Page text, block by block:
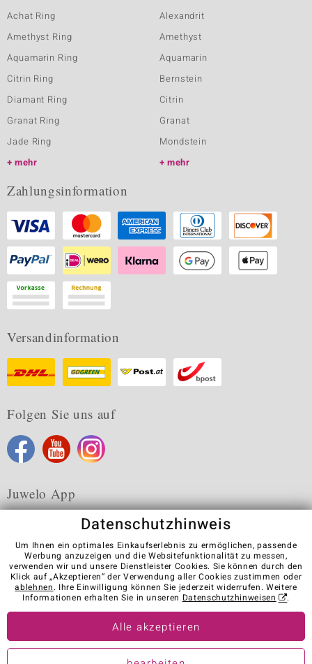
Achat Ring
Amethyst Ring
Aquamarin Ring
Citrin Ring
Diamant Ring
Granat Ring
Jade Ring
mehr
Alexandrit
Amethyst
Aquamarin
Bernstein
Citrin
Granat
Mondstein
mehr
Zahlungsinformation
Versandinformation
Folgen Sie uns auf
Juwelo App
Karriere AGB Datenschutz Cookies
Impressum
Kontakt
Vertrag widerrufen
Visit our stores in other countries:
© Juwelo Deutschland GmbH (ein Tochterunternehmen der elumeo
Datenschutzhinweis
Um Ihnen ein optimales Einkaufserlebnis zu ermöglichen, passende
Werbung anzuzeigen und die Websitefunktionalität zu messen,
verwenden wir und unsere Dienstleister Cookies. Sie können durch den
Klick auf „Akzeptieren“ der Verwendung aller Cookies zustimmen oder
ablehnen. Ihre Einwilligung können Sie jederzeit widerrufen. Weitere
Informationen erhalten Sie in unseren Datenschutzhinweisen .
Alle akzeptieren